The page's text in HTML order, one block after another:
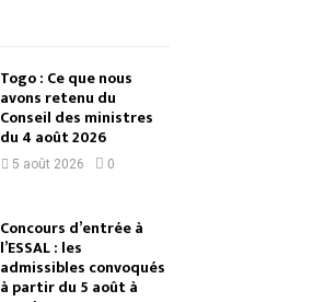
Togo : Ce que nous
avons retenu du
Conseil des ministres
du 4 août 2026
5 août 2026 0
Concours d’entrée à
l’ESSAL : les
admissibles convoqués
à partir du 5 août à